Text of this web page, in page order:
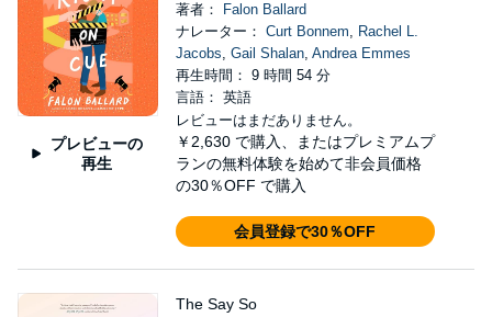
プレビューの
再生
著者：
Falon Ballard
ナレーター： Curt Bonnem, Rachel L.
Jacobs, Gail Shalan, Andrea Emmes
再生時間： 9 時間 54 分
言語： 英語
レビューはまだありません。
￥2,630 で購入、またはプレミアムプ
ランの無料体験を始めて非会員価格
の30％OFF で購入
会員登録で30％OFF
The Say So